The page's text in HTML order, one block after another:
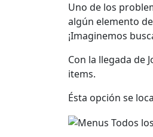
Uno de los
algún elemento
¡Imaginemos
Con la llegada de
items.
Ésta opción se